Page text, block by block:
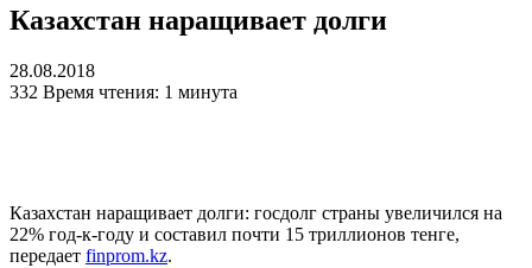
Казахстан наращивает долги
28.08.2018
332 Время чтения: 1 минута
Казахстан наращивает долги: госдолг страны увеличился на
22% год-к-году и составил почти 15 триллионов тенге,
передает finprom.kz.